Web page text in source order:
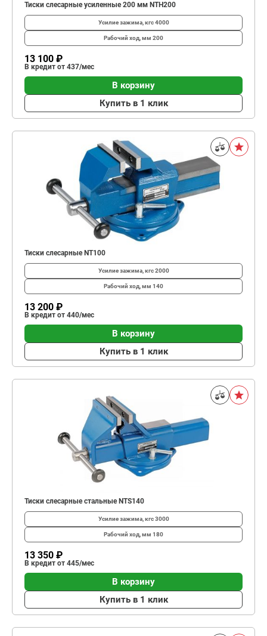
Тиски слесарные усиленные 200 мм NTH200
Усилие зажима, кгс4000
Рабочий ход, мм 200
13 100 ₽
В кредит от 437/мес
В корзину
Купить в 1 клик
Тиски слесарные NT100
Усилие зажима, кгс2000
Рабочий ход, мм 140
13 200 ₽
В кредит от 440/мес
В корзину
Купить в 1 клик
Тиски слесарные стальные NTS140
Усилие зажима, кгс3000
Рабочий ход, мм 180
13 350 ₽
В кредит от 445/мес
В корзину
Купить в 1 клик